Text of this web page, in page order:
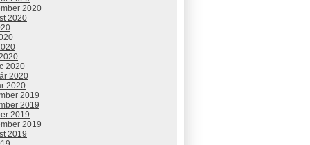
2020
2020
2020
2020
2020
2019
2019
2019
2019
2019